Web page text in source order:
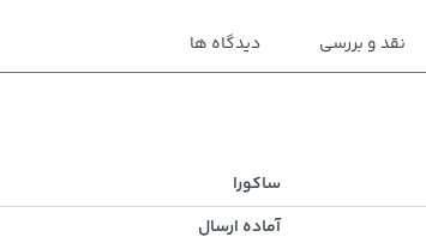
3,310,000
خرید
165,900
نقد و بررسی دیدگاه ها
ساکورا
آماده ارسال